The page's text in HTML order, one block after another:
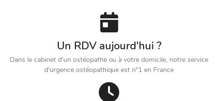
Un RDV aujourd'hui ?
Dans le cabinet d'un ostéopathe ou à votre domicile, notre service
d'urgence ostéopathique est n°1 en France